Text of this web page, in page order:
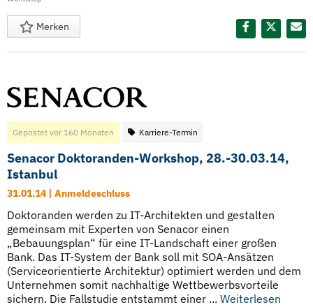
Merken
Gepostet vor 160 Monaten Karriere-Termin
Senacor Doktoranden-Workshop, 28.-30.03.14,
Istanbul
31.01.14 | Anmeldeschluss
Doktoranden werden zu IT-Architekten und gestalten
gemeinsam mit Experten von Senacor einen
„Bebauungsplan“ für eine IT-Landschaft einer großen
Bank. Das IT-System der Bank soll mit SOA-Ansätzen
(Serviceorientierte Architektur) optimiert werden und dem
Unternehmen somit nachhaltige Wettbewerbsvorteile
sichern. Die Fallstudie entstammt einer ... Weiterlesen